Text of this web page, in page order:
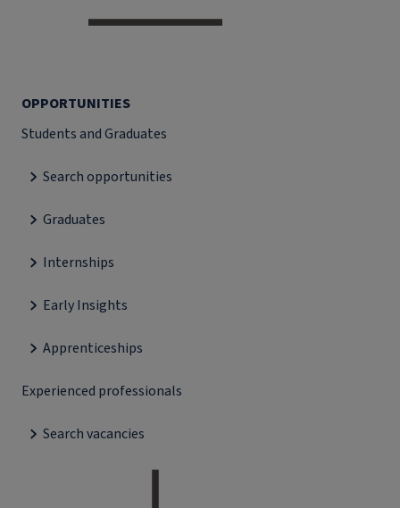
OPPORTUNITIES
Students and Graduates
Search opportunities
Graduates
Internships
Early Insights
Apprenticeships
Experienced professionals
Search vacancies